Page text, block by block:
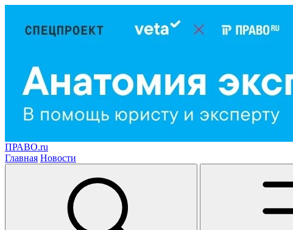
ПРАВО.ru
Главная Новости